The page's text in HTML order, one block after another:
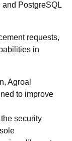
and PostgreSQL
requests,
in
Agroal
to improve
security